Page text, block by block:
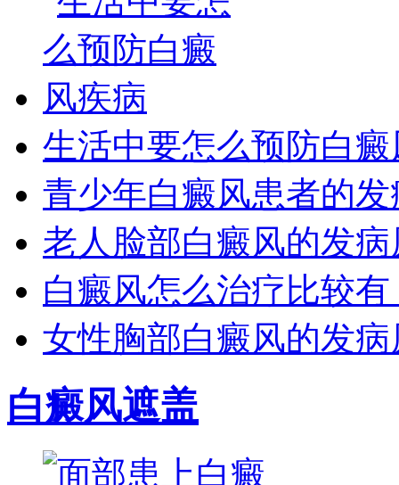
生活中要怎么预防白
青少年白癜风患者的
老人脸部白癜风的发
白癜风怎么治疗比较有
女性胸部白癜风的发
白癜风遮盖